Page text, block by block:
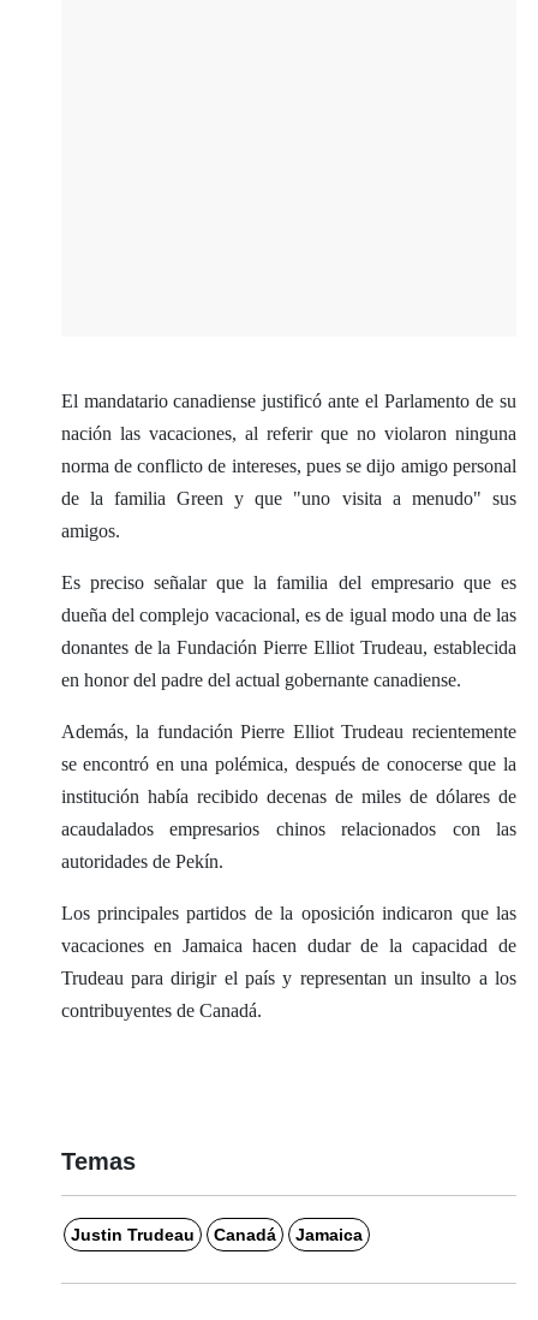
El mandatario canadiense justificó ante el Parlamento de su
nación las vacaciones, al referir que no violaron ninguna
norma de conflicto de intereses, pues se dijo amigo personal
de la familia Green y que "uno visita a menudo" sus
amigos.
Es preciso señalar que la familia del empresario que es
dueña del complejo vacacional, es de igual modo una de las
donantes de la Fundación Pierre Elliot Trudeau, establecida
en honor del padre del actual gobernante canadiense.
Además, la fundación Pierre Elliot Trudeau recientemente
se encontró en una polémica, después de conocerse que la
institución había recibido decenas de miles de dólares de
acaudalados empresarios chinos relacionados con las
autoridades de Pekín.
Los principales partidos de la oposición indicaron que las
vacaciones en Jamaica hacen dudar de la capacidad de
Trudeau para dirigir el país y representan un insulto a los
contribuyentes de Canadá.
Temas
Justin Trudeau Canadá Jamaica